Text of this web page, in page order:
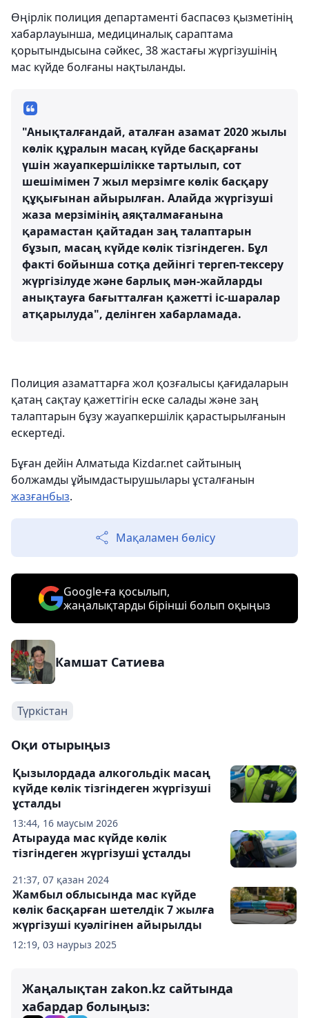
Өңірлік полиция департаменті баспасөз қызметінің
хабарлауынша, медициналық сараптама
қорытындысына сәйкес, 38 жастағы жүргізушінің
мас күйде болғаны нақтыланды.
"Анықталғандай, аталған азамат 2020 жылы
көлік құралын масаң күйде басқарғаны
үшін жауапкершілікке тартылып, сот
шешімімен 7 жыл мерзімге көлік басқару
құқығынан айырылған. Алайда жүргізуші
жаза мерзімінің аяқталмағанына
қарамастан қайтадан заң талаптарын
бұзып, масаң күйде көлік тізгіндеген. Бұл
факті бойынша сотқа дейінгі тергеп-тексеру
жүргізілуде және барлық мән-жайларды
анықтауға бағытталған қажетті іс-шаралар
атқарылуда", делінген хабарламада.
Полиция азаматтарға жол қозғалысы қағидаларын
қатаң сақтау қажеттігін еске салады және заң
талаптарын бұзу жауапкершілік қарастырылғанын
ескертеді.
Бұған дейін Алматыда Kizdar.net сайтының
болжамды ұйымдастырушылары ұсталғанын
жазғанбыз.
Мақаламен бөлісу
Google-ға қосылып,
жаңалықтарды бірінші болып оқыңыз
Камшат Сатиева
Түркістан
Оқи отырыңыз
13:44, 16 маусым 2026
Қызылордада алкогольдік масаң
күйде көлік тізгіндеген жүргізуші
ұсталды
21:37, 07 қазан 2024
Атырауда мас күйде көлік
тізгіндеген жүргізуші ұсталды
12:19, 03 наурыз 2025
Жамбыл облысында мас күйде
көлік басқарған шетелдік 7 жылға
жүргізуші куәлігінен айырылды
Жаңалықтан zakon.kz сайтында
хабардар болыңыз: